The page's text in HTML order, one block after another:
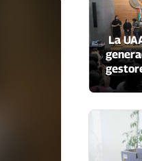
La